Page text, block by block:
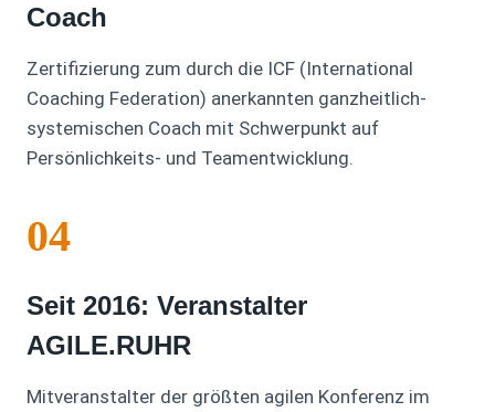
Coach
Zertifizierung zum durch die ICF (International
Coaching Federation) anerkannten ganzheitlich-
systemischen Coach mit Schwerpunkt auf
Persönlichkeits- und Teamentwicklung.
04
Seit 2016: Veranstalter
AGILE.RUHR
Mitveranstalter der größten agilen Konferenz im